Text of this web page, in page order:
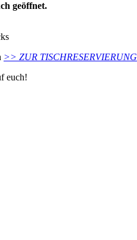
geöffnet.
>> ZUR TISCHRESERVIERUNG
euch!